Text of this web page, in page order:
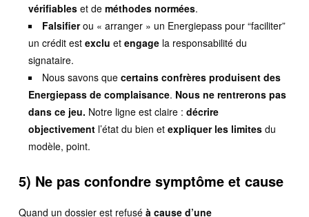
vérifiableset de méthodes normées.
Falsifierou « arranger » un Energiepass pour “faciliter”
un crédit est exclu et engagela responsabilité du
signataire.
Nous savons que certains confrères produisent des
Energiepass de complaisance. Nous ne rentrerons pas
dans ce jeu. Notre ligne est claire : décrire
objectivementl’état du bien et expliquer les limitesdu
modèle, point.
5) Ne pas confondre symptômeet cause
Quand un dossier est refusé à cause d’une